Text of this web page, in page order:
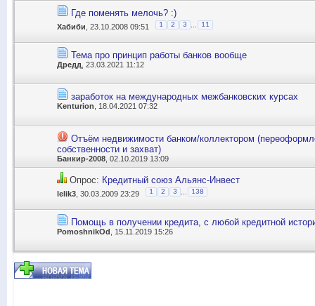
Где поменять мелочь? :)
Хабиби , 23.10.2008 09:51 1 2 3 11
Тема про принцип работы банков вообще
Дредд , 23.03.2021 11:12
заработок на международных межбанковских курсах
Kenturion , 18.04.2021 07:32
Отъём недвижимости банком/коллектором
собственности и захват)
Банкир-2008 , 02.10.2019 13:09
Опрос: Кредитный союз Альянс-Инвест
lelik3 , 30.03.2009 23:29 1 2 3 138
Помощь в получении кредита, с любой кредитной
PomoshnikOd , 15.11.2019 15:26